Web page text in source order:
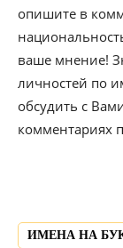
опишите в
ваше мнение!
личностей по
обсудить с
комментариях
ИМЕНА НА